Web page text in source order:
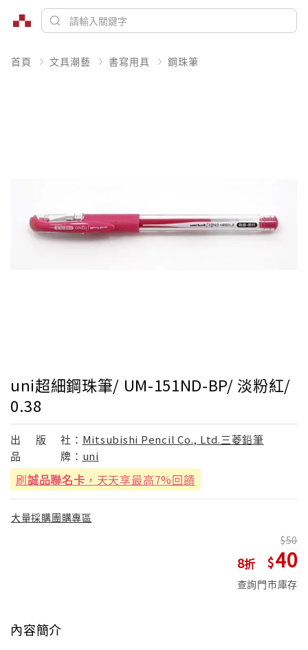
首頁 文具潮藝 書寫用具 鋼珠筆
uni超細鋼珠筆/ UM-151ND-BP/ 淡粉紅/
0.38
出 版 社： Mitsubishi Pencil Co., Ltd.三菱鉛筆
品
牌： uni
刷誠品聯名卡 ，天天享最高7%回饋
大量採購團購專區
8
50
40
查詢門市庫存
內容簡介